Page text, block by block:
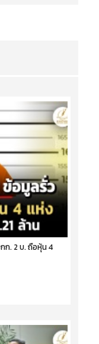
ก. 2 บ. ถือหุ้น 4